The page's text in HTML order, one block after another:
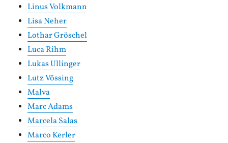
Linus Volkmann
Lisa Neher
Lothar Gröschel
Luca Rihm
Lukas Ullinger
Lutz Vössing
Malva
Marc Adams
Marcela Salas
Marco Kerler